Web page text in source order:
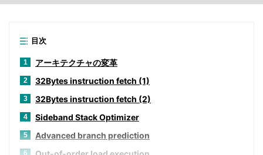
目次
1 アーキテクチャの変革
2 32Bytes instruction fetch (1)
3 32Bytes instruction fetch (2)
4 Sideband Stack Optimizer
5 Advanced branch prediction
6